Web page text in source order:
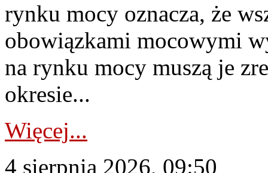
rynku mocy oznacza, że
obowiązkami mocowymi
na rynku mocy muszą je
okresie...
Więcej...
4 sierpnia 2026, 09:50